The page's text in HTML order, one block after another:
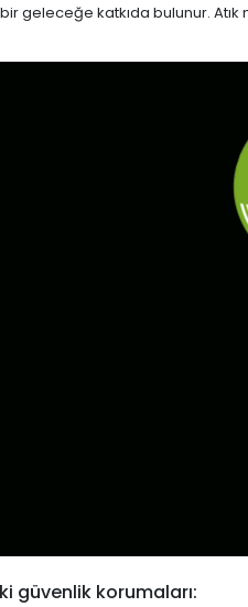
katkıda bulunur. Atık
güvenlik korumaları: